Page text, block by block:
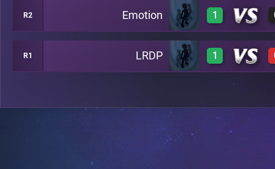
0 C12
R2 Emotion 1
1 C16
R1 LRDP 1